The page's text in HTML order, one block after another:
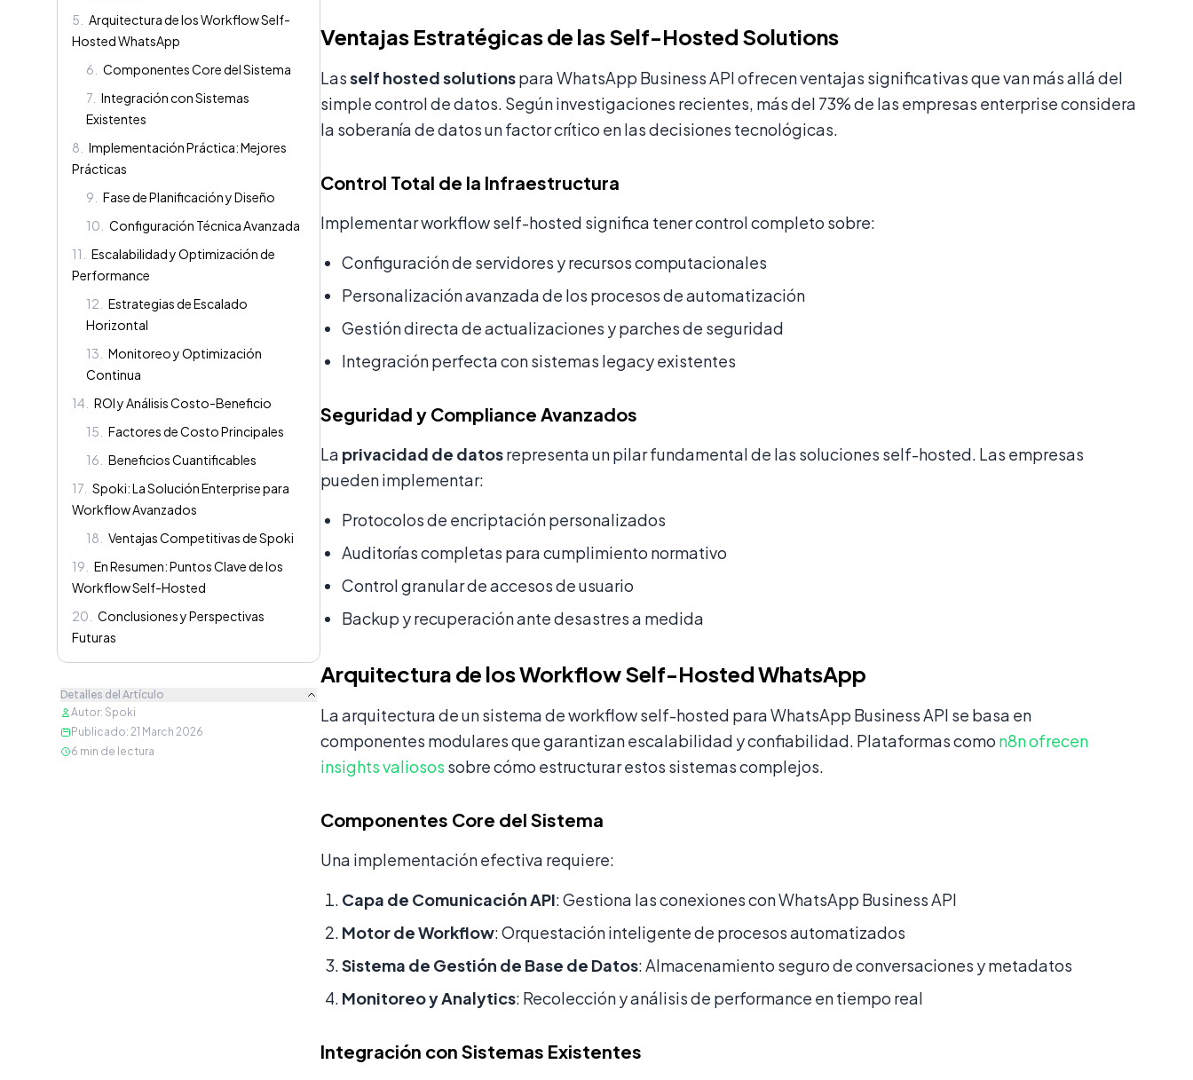
5
Arquitectura de los Workflow Self-
Hosted WhatsApp
6
Componentes Core del Sistema
7 Integración con Sistemas
Existentes
8
Implementación Práctica: Mejores
Prácticas
9
Fase de Planificación y Diseño
10
Configuración Técnica Avanzada
11
Escalabilidad y Optimización de
Performance
12
Estrategias de Escalado
Horizontal
13
Monitoreo y Optimización
Continua
14
ROI y Análisis Costo-Beneficio
15
Factores de Costo Principales
16
Beneficios Cuantificables
17 Spoki: La Solución Enterprise para
Workflow Avanzados
18
Ventajas Competitivas de Spoki
19
En Resumen: Puntos Clave de los
Workflow Self-Hosted
20
Conclusiones y Perspectivas
Futuras
Detalles del Artículo
Autor: Spoki
Publicado: 21 March 2026
6 min de lectura
Ventajas Estratégicas de las Self-Hosted Solutions
Lasself hosted solutionspara WhatsApp Business API ofrecen ventajas significativas que van más allá del
simple control de datos. Según investigaciones recientes, más del 73% de las empresas enterprise considera
la soberanía de datos un factor crítico en las decisiones tecnológicas.
Control Total de la Infraestructura
Implementar workflow self-hosted significa tener control completo sobre:
Configuración de servidores y recursos computacionales
Personalización avanzada de los procesos de automatización
Gestión directa de actualizaciones y parches de seguridad
Integración perfecta con sistemas legacy existentes
Seguridad y Compliance Avanzados
La privacidad de datosrepresenta un pilar fundamental de las soluciones self-hosted. Las empresas
pueden implementar:
Protocolos de encriptación personalizados
Auditorías completas para cumplimiento normativo
Control granular de accesos de usuario
Backup y recuperación ante desastres a medida
Arquitectura de los Workflow Self-Hosted WhatsApp
La arquitectura de un sistema de workflow self-hosted para WhatsApp Business API se basa en
componentes modulares que garantizan escalabilidad y confiabilidad. Plataformas como n8n ofrecen
insights valiosos sobre cómo estructurar estos sistemas complejos.
Componentes Core del Sistema
Una implementación efectiva requiere:
Capa de Comunicación API: Gestiona las conexiones con WhatsApp Business API
Motor de Workflow: Orquestación inteligente de procesos automatizados
Sistema de Gestión de Base de Datos: Almacenamiento seguro de conversaciones y metadatos
Monitoreo y Analytics: Recolección y análisis de performance en tiempo real
Integración con Sistemas Existentes